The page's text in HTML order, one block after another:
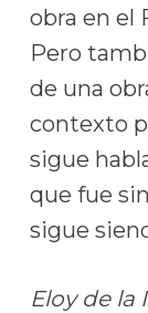
obra en el
Pero
de una
contexto
sigue
que fue
sigue
Eloy de la